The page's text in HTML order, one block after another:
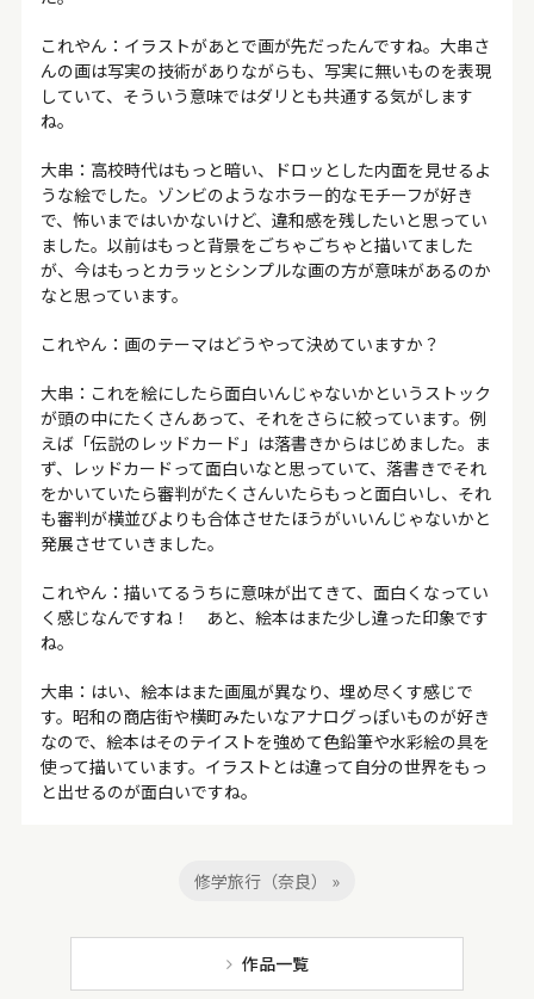
これやん：イラストがあとで画が先だったんですね。大串さ
んの画は写実の技術がありながらも、写実に無いものを表現
していて、そういう意味ではダリとも共通する気がします
ね。
大串：高校時代はもっと暗い、ドロッとした内面を見せるよ
うな絵でした。ゾンビのようなホラー的なモチーフが好き
で、怖いまではいかないけど、違和感を残したいと思ってい
ました。以前はもっと背景をごちゃごちゃと描いてました
が、今はもっとカラッとシンプルな画の方が意味があるのか
なと思っています。
これやん：画のテーマはどうやって決めていますか？
大串：これを絵にしたら面白いんじゃないかというストック
が頭の中にたくさんあって、それをさらに絞っています。例
えば「伝説のレッドカード」は落書きからはじめました。ま
ず、レッドカードって面白いなと思っていて、落書きでそれ
をかいていたら審判がたくさんいたらもっと面白いし、それ
も審判が横並びよりも合体させたほうがいいんじゃないかと
発展させていきました。
これやん：描いてるうちに意味が出てきて、面白くなってい
く感じなんですね！ あと、絵本はまた少し違った印象です
ね。
大串：はい、絵本はまた画風が異なり、埋め尽くす感じで
す。昭和の商店街や横町みたいなアナログっぽいものが好き
なので、絵本はそのテイストを強めて色鉛筆や水彩絵の具を
使って描いています。イラストとは違って自分の世界をもっ
と出せるのが面白いですね。
修学旅行（奈良） »
作品一覧